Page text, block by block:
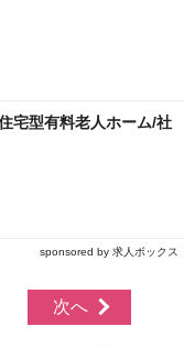
宅型有料老人ホーム/社
sponsored by 求人ボックス
次へ